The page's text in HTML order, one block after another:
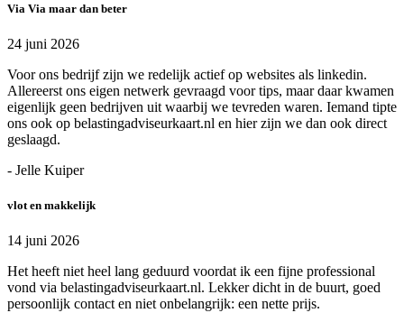
Via Via maar dan beter
24 juni 2026
Voor ons bedrijf zijn we redelijk actief op websites als linkedin.
Allereerst ons eigen netwerk gevraagd voor tips, maar daar kwamen
eigenlijk geen bedrijven uit waarbij we tevreden waren. Iemand tipte
ons ook op belastingadviseurkaart.nl en hier zijn we dan ook direct
geslaagd.
- Jelle Kuiper
vlot en makkelijk
14 juni 2026
Het heeft niet heel lang geduurd voordat ik een fijne professional
vond via belastingadviseurkaart.nl. Lekker dicht in de buurt, goed
persoonlijk contact en niet onbelangrijk: een nette prijs.